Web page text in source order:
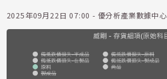
2025年09月22日 07:00 - 優分析產業數據中心